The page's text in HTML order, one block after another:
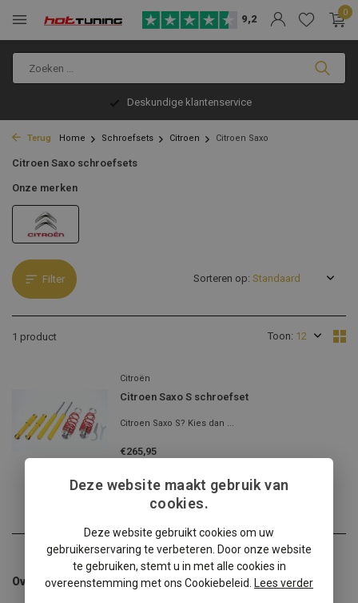
9,2
0
Deskundige klantenservice
Terug Home Schroefsets Citroen Citroen Saxo
Citroen Saxo schroefsets
Onze merken
Filter
1 product Toon:
Sorteren op:
Citroën
Citroen Saxo S schroefset
Citroen Saxo S? Kies dan ...
€265,95
Overige categorieën in Schroefsets
Deze website maakt gebruik van
cookies.
Deze website gebruikt cookies om uw
gebruikerservaring te verbeteren. Door onze website
te gebruiken, stemt u in met alle cookies in
overeenstemming met ons Cookiebeleid.
Lees verder